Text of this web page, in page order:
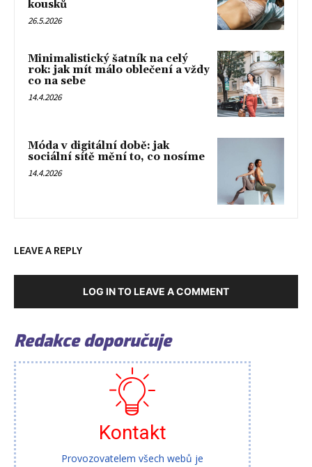
kousků
26.5.2026
Minimalistický šatník na celý
rok: jak mít málo oblečení a vždy
co na sebe
14.4.2026
Móda v digitální době: jak
sociální sítě mění to, co nosíme
14.4.2026
LEAVE A REPLY
LOG IN TO LEAVE A COMMENT
Redakce doporučuje
Kontakt
Provozovatelem všech webů je